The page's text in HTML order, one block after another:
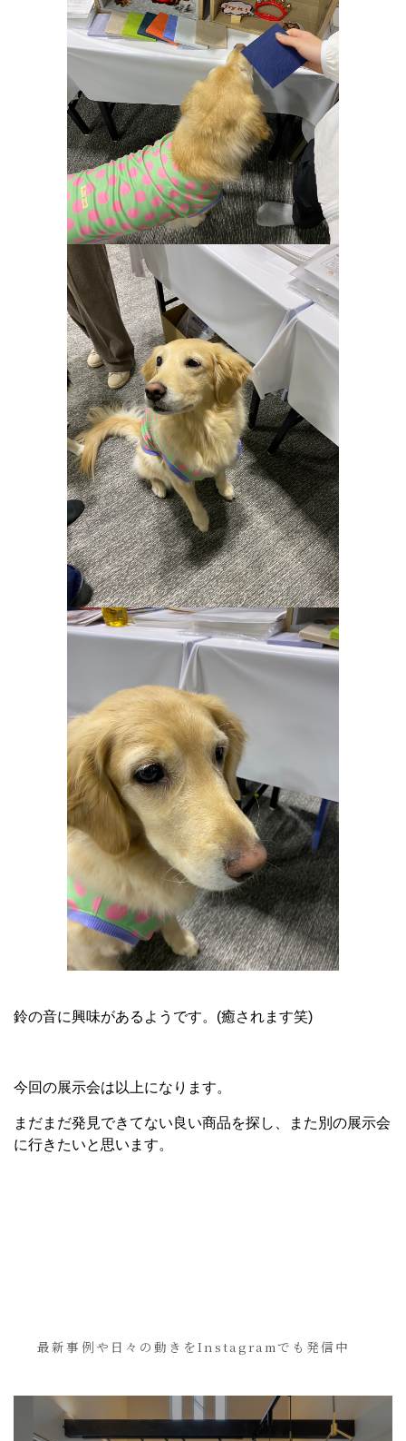
鈴の音に興味があるようです。(癒されます笑)
今回の展示会は以上になります。
まだまだ発見できてない良い商品を探し、また別の展示会
に行きたいと思います。
最新事例や日々の動きをInstagramでも発信中